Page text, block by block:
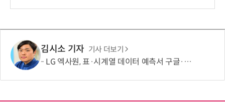
김시소 기자 기사 더보기
LG 엑사원, 표·시계열 데이터 예측서 구글·알리바바 제쳐